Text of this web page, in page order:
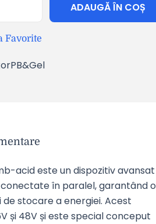
ADAUGĂ ÎN COȘ
Favorite
acid este un dispozitiv avansat
în paralel, garantând o
stocare a energiei. Acest
și 48V și este special conceput